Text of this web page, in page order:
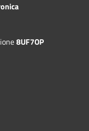
8UF7OP